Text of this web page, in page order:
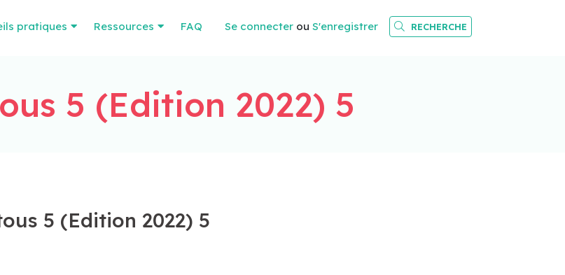
pratiques Ressources FAQ Se connecter ou S'enregistrer RECHERCHE
5 (Edition 2022) 5
5 (Edition 2022) 5